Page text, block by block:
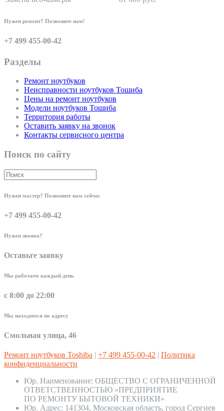
Нужен ремонт? Позвоните нам!
+7 499 455-00-42
Разделы
Ремонт ноутбуков
Неисправности ноутбуков Тошиба
Цены на ремонт ноутбуков
Модели ноутбуков Тошиба
Территория работы
Оставить заявку на звонок
Контакты сервисного центра
Поиск по сайту
Нужен мастер? Позвоните нам сейчас
+7 499 455-00-42
Нужен звонок?
Оставьте заявку
Мы работаем каждый день
с 8:00 до 22:00
Мы находимся по адресу
Смольная улица, 46
Ремонт ноутбуков Toshiba | +7 499 455-00-42 | Политика
конфиденциальности
Юр. Наименование: ОБЩЕСТВО С ОГРАНИЧЕННОЙ
ОТВЕТСТВЕННОСТЬЮ «ПРЕДПРИЯТИЕ
ПО РЕМОНТУ БЫТОВОЙ ТЕХНИКИ»
Юр. Адрес: 141304, Московская область, город Сергиев